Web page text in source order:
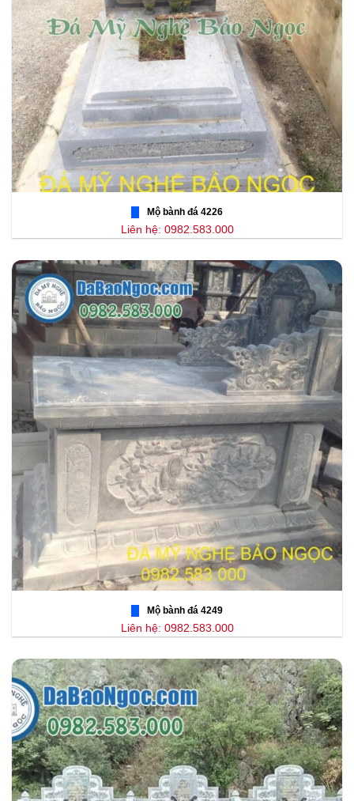
Mộ bành đá 4226
Liên hệ: 0982.583.000
Mộ bành đá 4249
Liên hệ: 0982.583.000